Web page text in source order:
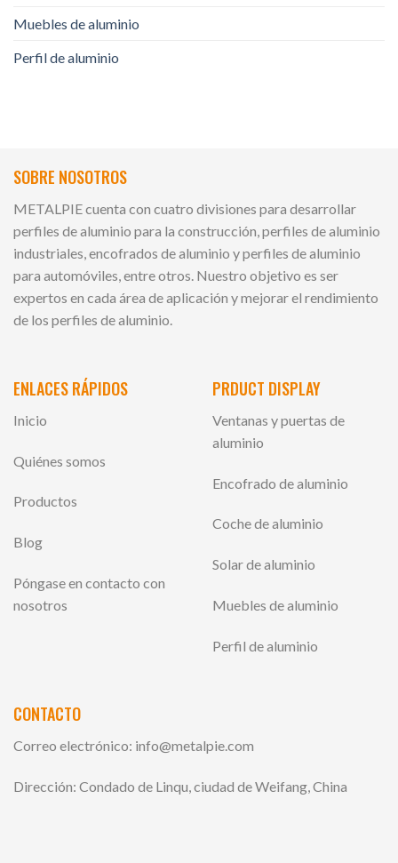
Muebles de aluminio
Perfil de aluminio
SOBRE NOSOTROS
METALPIE cuenta con cuatro divisiones para desarrollar
perfiles de aluminio para la construcción, perfiles de aluminio
industriales, encofrados de aluminio y perfiles de aluminio
para automóviles, entre otros. Nuestro objetivo es ser
expertos en cada área de aplicación y mejorar el rendimiento
de los perfiles de aluminio.
ENLACES RÁPIDOS
Inicio
Quiénes somos
Productos
Blog
Póngase en contacto con
nosotros
PRDUCT DISPLAY
Ventanas y puertas de
aluminio
Encofrado de aluminio
Coche de aluminio
Solar de aluminio
Muebles de aluminio
Perfil de aluminio
CONTACTO
Correo electrónico: info@metalpie.com
Dirección: Condado de Linqu, ciudad de Weifang, China